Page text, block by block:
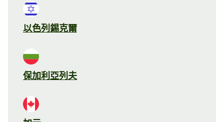
以色列錫克爾
保加利亞列夫